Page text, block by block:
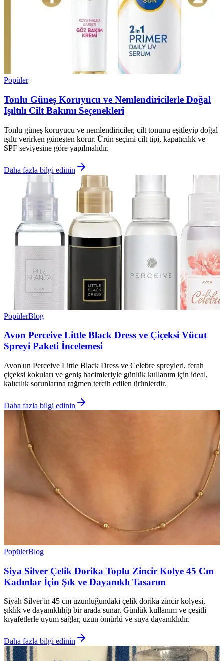
Popüler
Tonlu Güneş Koruyucu ve Nemlendiricilerle Doğal
Işıltılı Cilt Bakımı Seçenekleri
Tonlu güneş koruyucu ve nemlendiriciler, cilt tonunu eşitleyip doğal
ışıltı verirken güneşten korur. Ürün seçimi cilt tipi, kapatıcılık ve
SPF seviyesine göre yapılmalıdır.
Daha fazla bilgi edinin
PopülerBlog
Avon Perceive Little Black Dress ve Çiçeksi Vücut
Spreyi Paketi İncelemesi
Avon'un Perceive Little Black Dress ve Celebre spreyleri, ferah
çiçeksi kokuları ve geniş hacimleriyle günlük kullanım için ideal,
kalıcılık sorunlarına rağmen tercih edilen ürünlerdir.
Daha fazla bilgi edinin
PopülerBlog
Siya Silver Çelik Dorika Toplu Zincir Kolye 45 Cm
Kadınlar İçin Şık ve Dayanıklı Tasarım
Siyah Silver'in 45 cm uzunluğundaki çelik dorika zincir kolyesi,
şıklık ve dayanıklılığı bir arada sunar. Günlük kullanım ve çeşitli
kıyafetlerle uyum sağlar, uzun ömürlü ve suya dayanıklıdır.
Daha fazla bilgi edinin